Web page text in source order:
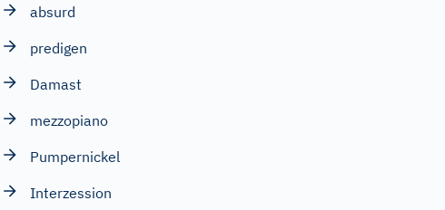
absurd
predigen
Damast
mezzopiano
Pumpernickel
Interzession